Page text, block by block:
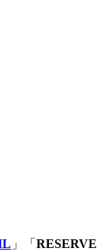
」「 RESERVE